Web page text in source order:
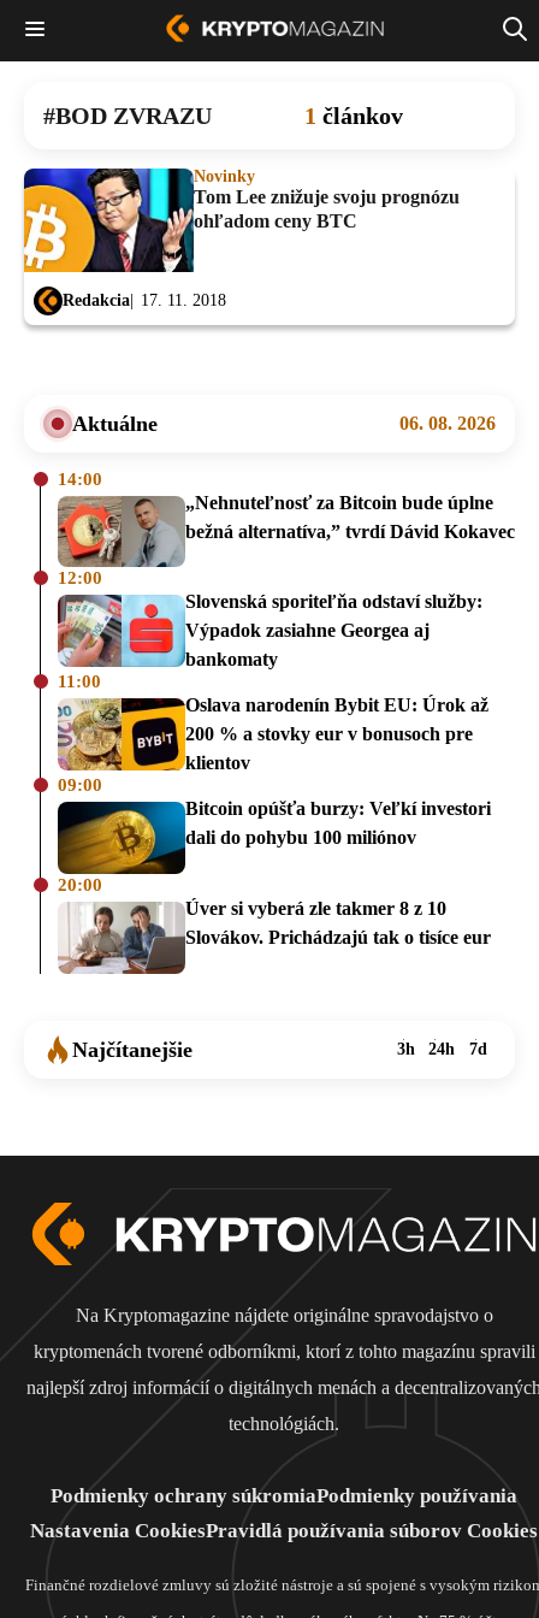
BOD ZVRAZU 1 článkov
Novinky
Tom Lee znižuje svoju prognózu
ohľadom ceny BTC
Redakcia 17. 11. 2018
Aktuálne 06. 08. 2026
14:00
„Nehnuteľnosť za Bitcoin bude úplne
bežná alternatíva,” tvrdí Dávid Kokavec
12:00
Slovenská sporiteľňa odstaví služby:
Výpadok zasiahne Georgea aj
bankomaty
11:00
Oslava narodenín Bybit EU: Úrok až
200 % a stovky eur v bonusoch pre
klientov
09:00
Bitcoin opúšťa burzy: Veľkí investori
dali do pohybu 100 miliónov
20:00
Úver si vyberá zle takmer 8 z 10
Slovákov. Prichádzajú tak o tisíce eur
Najčítanejšie 3h 24h 7d
Na Kryptomagazine nájdete originálne spravodajstvo o
kryptomenách tvorené odborníkmi, ktorí z tohto magazínu spravili
najlepší zdroj informácií o digitálnych menách a
technológiách.
Podmienky ochrany súkromiaPodmienky používania
Nastavenia CookiesPravidlá používania súborov Cookies
Finančné rozdielové zmluvy sú zložité nástroje a sú spojené s vysokým